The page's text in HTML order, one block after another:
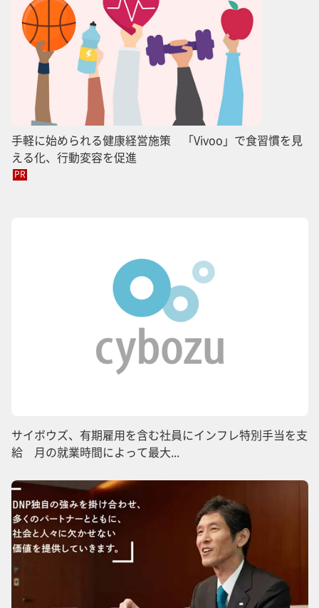
手軽に始められる健康経営施策 「Vivoo」で食習慣を見
える化、行動変容を促進
PR
サイボウズ、有期雇用を含む社員にインフレ特別手当を支
給 月の就業時間によって最大...